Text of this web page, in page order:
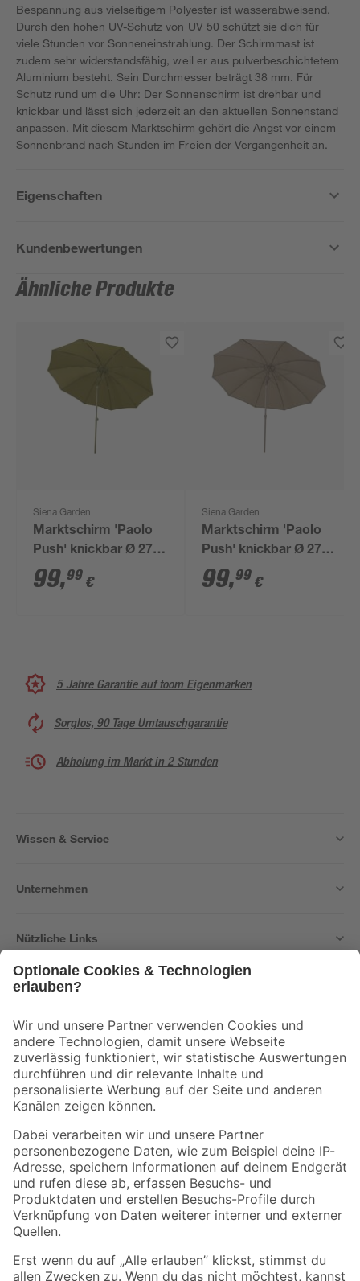
Bespannung aus vielseitigem Polyester ist wasserabweisend.
Durch den hohen UV-Schutz von UV 50 schützt sie dich für
viele Stunden vor Sonneneinstrahlung. Der Schirmmast ist
zudem sehr widerstandsfähig, weil er aus pulverbeschichtetem
Aluminium besteht. Sein Durchmesser beträgt 38 mm. Für
Schutz rund um die Uhr: Der Sonnenschirm ist drehbar und
knickbar und lässt sich jederzeit an den aktuellen Sonnenstand
anpassen. Mit diesem Marktschirm gehört die Angst vor einem
Sonnenbrand nach Stunden im Freien der Vergangenheit an.
Eigenschaften
Kundenbewertungen
Ähnliche Produkte
Siena Garden
Marktschirm 'Paolo
Push' knickbar Ø 270
cm
99,99 €
Siena Garden
Marktschirm 'Paolo
Push' knickbar Ø 270
cm
99,99 €
5 Jahre Garantie auf toom Eigenmarken
Sorglos, 90 Tage Umtauschgarantie
Abholung im Markt in 2 Stunden
Wissen & Service
Unternehmen
Nützliche Links
Der toom Newsletter: Keine Angebote und Aktionen mehr verpassen!
Zur Newsletter Anmeldung
Folge uns
Zahlungsarten Versandarten
Sicher einkaufen